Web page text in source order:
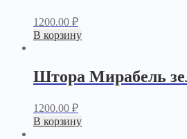
1200.00 ₽
В корзину
Штора Мирабель
1200.00 ₽
В корзину